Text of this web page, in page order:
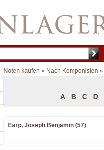
Noten kaufen » Nach Komponisten »
A
B C D
Earp, Joseph Benjamin (57)